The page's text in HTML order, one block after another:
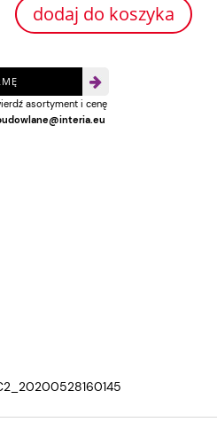
dodaj do koszyka
asortyment i cenę